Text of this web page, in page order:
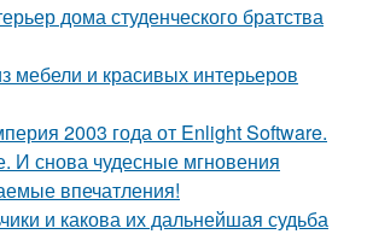
дома студенческого братства
мебели и красивых интерьеров
2003 года от Enlight Software.
И снова чудесные мгновения
впечатления!
и какова их дальнейшая судьба